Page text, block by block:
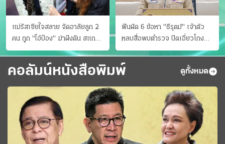
แม่รัสเซียใจสลาย จัดอาลัยลูก 2
คน ถูก "ไอ้ป๋อง" ฆ่าฝังดิน สแกน
ไม่มีศพเพิ่ม
ฟันผิด 6 ข้อหา "ธีรุตม์" เจ้าตัว
หลบสื่อพบตำรวจ ปัดเอี่ยวโกง
สอบท้องถิ่น จ่อบี้รํ่ารวยมากปกติ
คอลัมน์หนังสือพิมพ์ ดูทั้งหมด